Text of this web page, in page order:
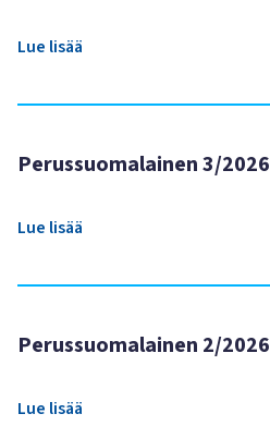
Lue lisää
Perussuomalainen 3/2026
Lue lisää
Perussuomalainen 2/2026
Lue lisää